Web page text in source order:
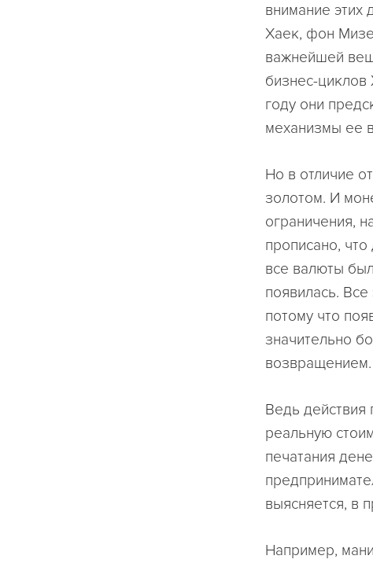
внимание этих
Хаек, фон
важнейшей
бизнес-циклов
году они
механизмы ее
Но в отличие
золотом. И
ограничения,
прописано,
все валюты
появилась.
потому что
значительно
возвращением.
Ведь действия
реальную
печатания
выясняется, в
Например,